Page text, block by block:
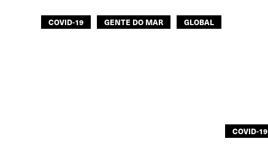
COVID-19 GENTE DO MAR GLOBAL
COVID-19